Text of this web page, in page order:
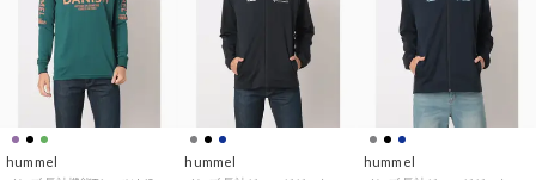
hummel hummel hummel